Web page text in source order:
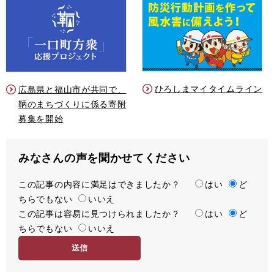
広島県と福山市が共同で、
鞆のまちづくりに係る寄附
募集を開始
ひろしまマイタイムライン
みなさんの声を聞かせてください
満
足
度
この記事の内容に満足はできましたか？ はい
ど
ちらでもない
いいえ
容
易
この記事は容易に見つけられましたか？ はい
ど
ちらでもない
いいえ